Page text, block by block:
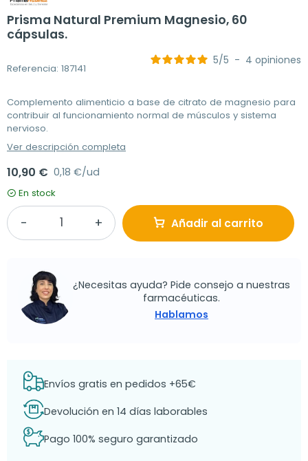
Prisma Natural Premium Magnesio, 60
cápsulas.
Referencia: 187141
5/5 - 4 opiniones
Complemento alimenticio a base de citrato de magnesio para
contribuir al funcionamiento normal de músculos y sistema
nervioso.
Ver descripción completa
10,90 € 0,18 €/ud
En stock
Añadir al carrito
¿Necesitas ayuda? Pide consejo a nuestras
farmacéuticas.
Hablamos
Envíos gratis en pedidos +65€
Devolución en 14 días laborables
Pago 100% seguro garantizado